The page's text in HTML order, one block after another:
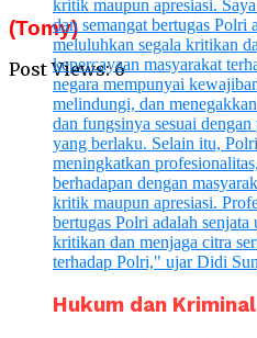
(Tomy)
Post Views: 6
Hukum dan Kriminal